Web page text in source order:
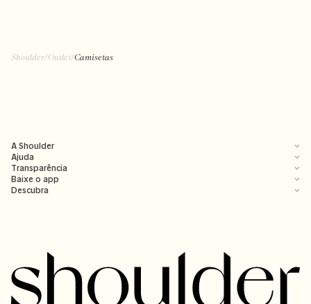
A Shoulder
Ajuda
Transparência
Baixe o app